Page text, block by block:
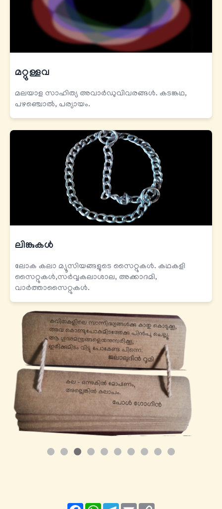
മറ്റുള്ളവ
മലയാള സാഹിത്യ അവാർഡുവിവരങ്ങൾ. കടങ്കഥ,
പഴഞ്ചൊൽ, പര്യായം.
ലിങ്കുകള്‍
ലോക കലാ മ്യൂസിയങ്ങളുടെ സൈറ്റുകൾ. കഥകളി
സൈറ്റുകൾ,സർവ്വകലാശാല, അക്കാദമി,
വാർത്താസൈറ്റുകൾ.
FacebookWhatsAppTelegram
Email